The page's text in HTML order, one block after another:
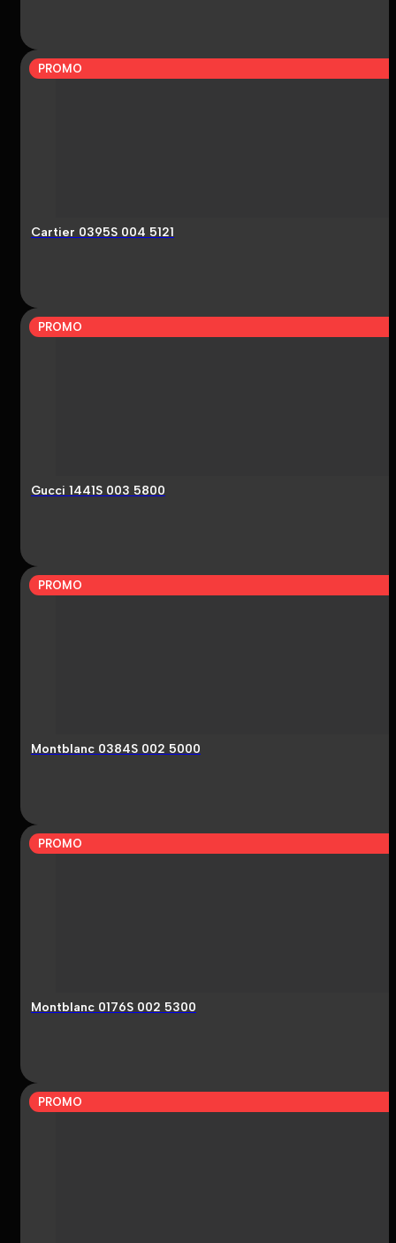
PROMO
Cartier 0395S 004 5121
PROMO
Gucci 1441S 003 5800
PROMO
Montblanc 0384S 002 5000
PROMO
Montblanc 0176S 002 5300
PROMO